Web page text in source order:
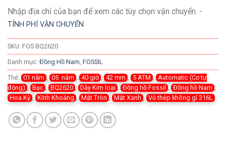
Nhập địa chỉ của bạn để xem các tùy chọn vận chuyển. -
TÍNH PHÍ VẬN CHUYỂN
SKU: FOS BQ2620
Danh mục: Đồng Hồ Nam FOSSIL
Thẻ: 01 năm 05 năm 40 giờ 42 mm 5 ATM
Automatic (Cơ tự
động)
Bạc BQ2620 Dây Kim loại Đồng hồ Fossil Đồng hồ Nam
Hoa Kỳ
Kính Khoáng Mặt Tròn Mặt Xanh Vỏ thép không gỉ 316L